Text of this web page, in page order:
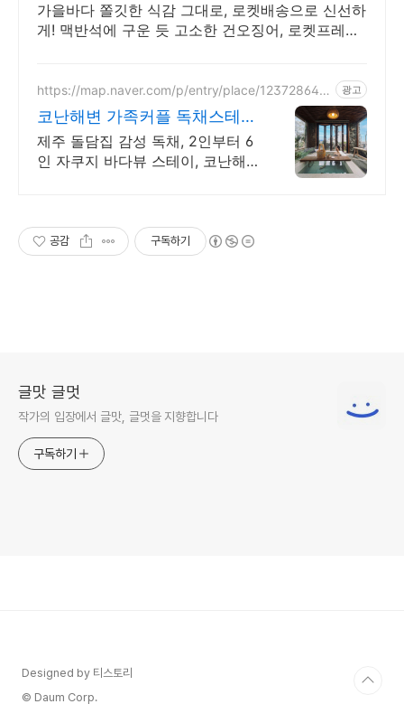
가을바다 쫄깃한 식감 그대로, 로켓배송으로 신선하
게! 맥반석에 구운 듯 고소한 건오징어, 로켓프레시
https://map.naver.com/p/entry/place/123728645
광고
코난해변 가족커플 독채스테이
월정리 근처 감성 독채 2채
제주 돌담집 감성 독채, 2인부터 6
인 자쿠지 바다뷰 스테이, 코난해
공감 구독하기
글맛 글멋
작가의 입장에서 글맛, 글멋을 지향합니다
구독하기
Designed by 티스토리
© Daum Corp.